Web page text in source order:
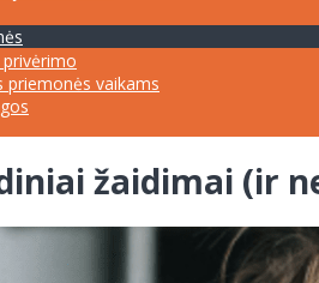
priemonės vaikams
žaidimai (ir